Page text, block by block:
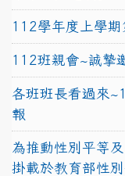
112學年度上學
112班親會~誠摯
各班班長看過來
報
為推動性別平等
掛載於教育部性